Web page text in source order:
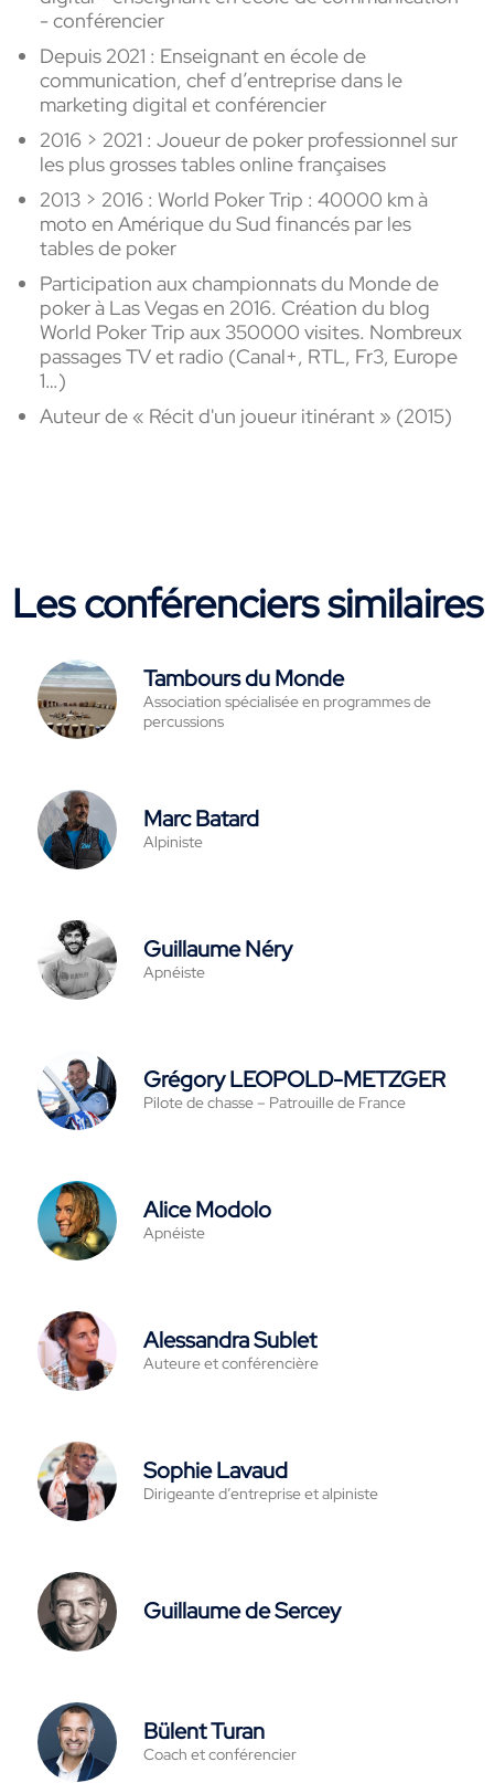
- conférencier
Depuis 2021 : Enseignant en école de
communication, chef d’entreprise dans le
marketing digital et conférencier
2016 > 2021 : Joueur de poker professionnel sur
les plus grosses tables online françaises
2013 > 2016 : World Poker Trip : 40000 km à
moto en Amérique du Sud financés par les
tables de poker
Participation aux championnats du Monde de
poker à Las Vegas en 2016. Création du blog
World Poker Trip aux 350000 visites. Nombreux
passages TV et radio (Canal+, RTL, Fr3, Europe
1…)
Auteur de « Récit d'un joueur itinérant » (2015)
Les conférenciers similaires
Tambours du Monde
Association spécialisée en programmes de
percussions
Marc Batard
Alpiniste
Guillaume Néry
Apnéiste
Grégory LEOPOLD-METZGER
Pilote de chasse – Patrouille de France
Alice Modolo
Apnéiste
Alessandra Sublet
Auteure et conférencière
Sophie Lavaud
Dirigeante d’entreprise et alpiniste
Guillaume de Sercey
Bülent Turan
Coach et conférencier